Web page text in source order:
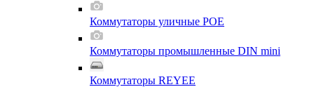
Коммутаторы уличные POE
Коммутаторы промышленные DIN mini
Коммутаторы REYEE